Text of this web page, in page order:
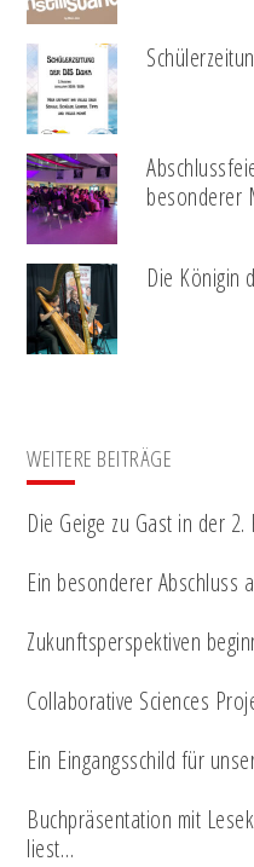
besonderer
Die Königin
WEITERE BEITRÄGE
Die Geige zu Gast in der 2.
Ein besonderer Abschluss
Zukunftsperspektiven
Collaborative Sciences
Ein Eingangsschild für
Buchpräsentation mit
liest…